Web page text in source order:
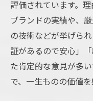
評価されています。
ブランドの実績や、
の技術などが挙げら
証があるので安心」
た肯定的な意見が多
で、一生ものの価値